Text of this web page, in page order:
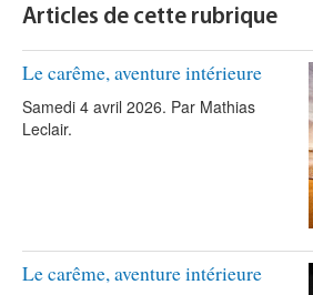
Articles de cette rubrique
Le carême, aventure intérieure
Samedi 4 avril 2026. Par Mathias
Leclair.
Le carême, aventure intérieure